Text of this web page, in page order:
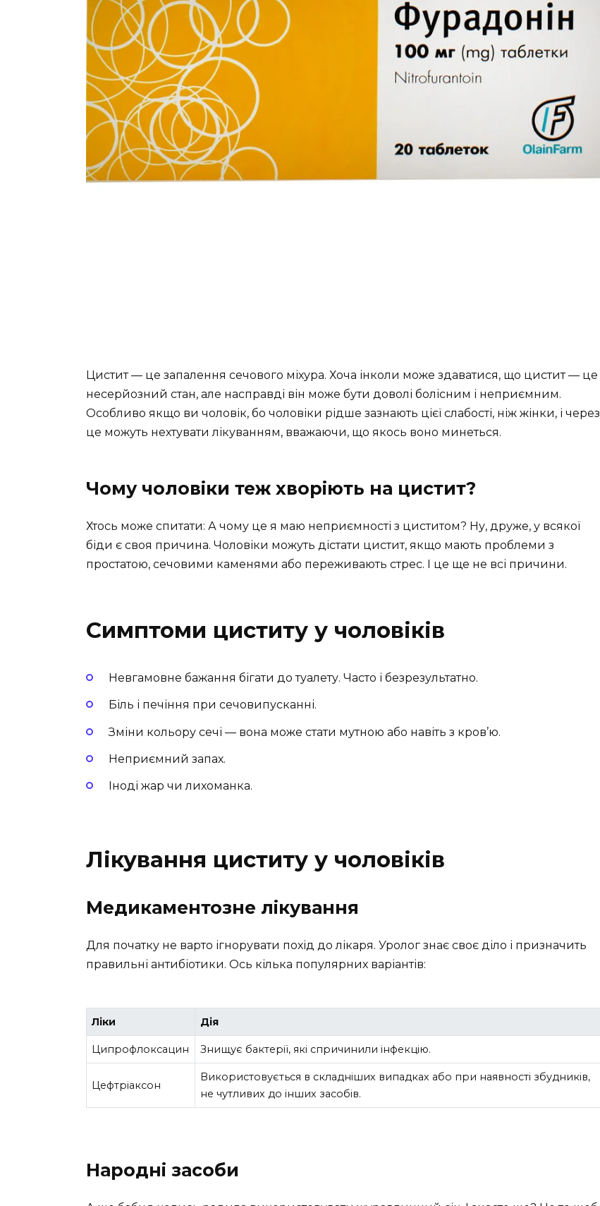
Цистит — це запалення сечового міхура. Хоча інколи може здаватися, що цистит — це
несерйозний стан, але насправді він може бути доволі болісним і неприємним.
Особливо якщо ви чоловік, бо чоловіки рідше зазнають цієї слабості, ніж жінки, і через
це можуть нехтувати лікуванням, вважаючи, що якось воно минеться.
Чому чоловіки теж хворіють на цистит?
Хтось може спитати: А чому це я маю неприємності з циститом? Ну, друже, у всякої
біди є своя причина. Чоловіки можуть дістати цистит, якщо мають проблеми з
простатою, сечовими каменями або переживають стрес. І це ще не всі причини.
Симптоми циститу у чоловіків
Невгамовне бажання бігати до туалету. Часто і безрезультатно.
Біль і печіння при сечовипусканні.
Зміни кольору сечі — вона може стати мутною або навіть з кров’ю.
Неприємний запах.
Іноді жар чи лихоманка.
Лікування циститу у чоловіків
Медикаментозне лікування
Для початку не варто ігнорувати похід до лікаря. Уролог знає своє діло і призначить
правильні антибіотики. Ось кілька популярних варіантів:
Ліки Дія
Ципрофлоксацин Знищує бактерії, які спричинили інфекцію.
Цефтріаксон
Використовується в складніших випадках або при наявності збудників,
не чутливих до інших засобів.
Народні засоби